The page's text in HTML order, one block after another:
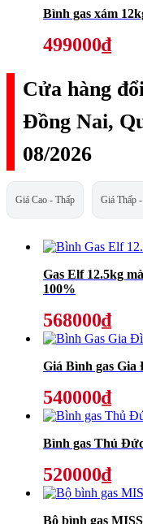
Bình gas xám
499000₫
Cửa hàng
Đồng Nai,
08/2026
Giá Cao - Thấp Giá Thấp
Gas Elf 12.5kg
100%
568000₫
Giá Bình gas
540000₫
Bình gas Thủ
520000₫
Bộ bình gas